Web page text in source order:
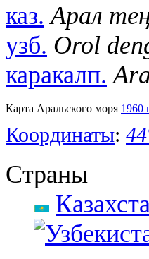
каз. Арал
узб. Orol
каракалп.
Карта Аральского моря 1960
Координаты:
Страны